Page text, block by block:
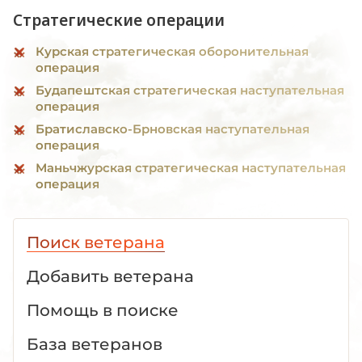
Стратегические операции
Курская стратегическая оборонительная
операция
Будапештская стратегическая наступательная
операция
Братиславско-Брновская наступательная
операция
Маньчжурская стратегическая наступательная
операция
Поиск ветерана
Добавить ветерана
Помощь в поиске
База ветеранов